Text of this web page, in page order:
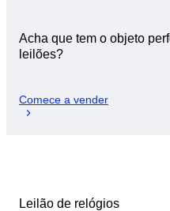
Acha que tem o objeto
leilões?
Comece a vender
Leilão de relógios